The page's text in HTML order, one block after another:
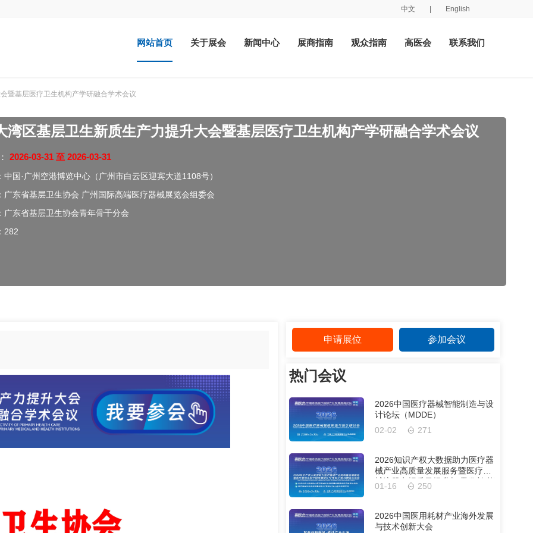
中文 English
网站首页 关于展会 新闻中心 展商指南 观众指南 高医会 联系我们
暨基层医疗卫生机构产学研融合学术会议
湾区基层卫生新质生产力提升大会暨基层医疗卫生机构产学研融合学术会议
2026-03-31 至 2026-03-31
中国·广州空港博览中心（广州市白云区迎宾大道1108号）
广东省基层卫生协会 广州国际高端医疗器械展览会组委会
广东省基层卫生协会青年骨干分会
282
申请展位 参加会议
热门会议
2026中国医疗器械智能制造与设
计论坛（MDDE）
02-02
271
2026知识产权大数据助力医疗器
械产业高质量发展服务暨医疗器
械注册申报质量提升与'零发补'能
力建设交流会
01-16 250
2026中国医用耗材产业海外发展
与技术创新大会